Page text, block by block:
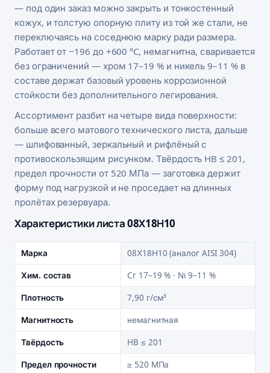
— под один заказ можно закрыть и тонкостенный
кожух, и толстую опорную плиту из той же стали, не
переключаясь на соседнюю марку ради размера.
Работает от −196 до +600 °C, немагнитна, сваривается
без ограничений — хром 17–19 % и никель 9–11 % в
составе держат базовый уровень коррозионной
стойкости без дополнительного легирования.
Ассортимент разбит на четыре вида поверхности:
больше всего матового технического листа, дальше
— шлифованный, зеркальный и рифлёный с
противоскользящим рисунком. Твёрдость HB ≤ 201,
предел прочности от 520 МПа — заготовка держит
форму под нагрузкой и не проседает на длинных
пролётах резервуара.
Характеристики листа 08Х18Н10
Марка 08Х18Н10 (аналог AISI 304)
Хим. состав Cr 17–19 % · Ni 9–11 %
Плотность 7,90 г/см³
Магнитность немагнитная
Твёрдость HB ≤ 201
Предел прочности ≥ 520 МПа